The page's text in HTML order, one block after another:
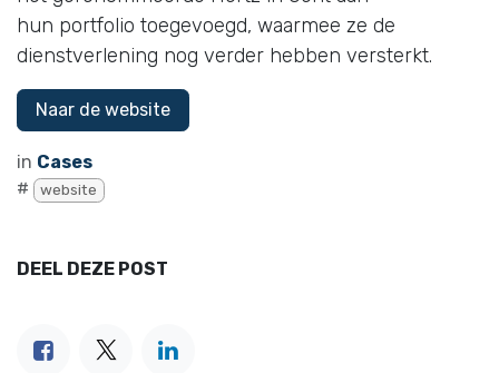
hun portfolio toegevoegd, waarmee ze de
dienstverlening nog verder hebben versterkt.
Naar de website
in Cases
#
website
DEEL DEZE POST